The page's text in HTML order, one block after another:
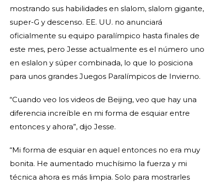
mostrando sus habilidades en slalom, slalom gigante,
super-G y descenso. EE. UU. no anunciará
oficialmente su equipo paralímpico hasta finales de
este mes, pero Jesse actualmente es el número uno
en eslalon y súper combinada, lo que lo posiciona
para unos grandes Juegos Paralímpicos de Invierno.
“Cuando veo los videos de Beijing, veo que hay una
diferencia increíble en mi forma de esquiar entre
entonces y ahora”, dijo Jesse.
“Mi forma de esquiar en aquel entonces no era muy
bonita. He aumentado muchísimo la fuerza y mi
técnica ahora es más limpia. Solo para mostrarles